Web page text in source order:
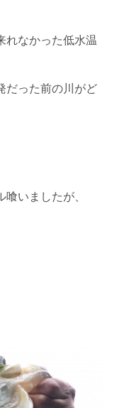
れなかった低水温
だった前の川がど
いましたが、